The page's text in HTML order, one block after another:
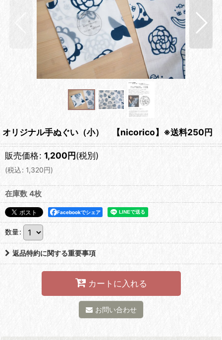
オリジナル手ぬぐい（小） 【nicorico】※送料250円
販売価格: 1,200円(税別)
(税込: 1,320円)
在庫数 4枚
Facebookでシェア
数量:
返品特約に関する重要事項
カートに入れる
お問い合わせ